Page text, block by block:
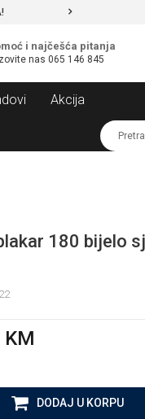
i najčešća pitanja
nas 065 146 845
Akcija
180 bijelo
KM
DODAJ U KORPU